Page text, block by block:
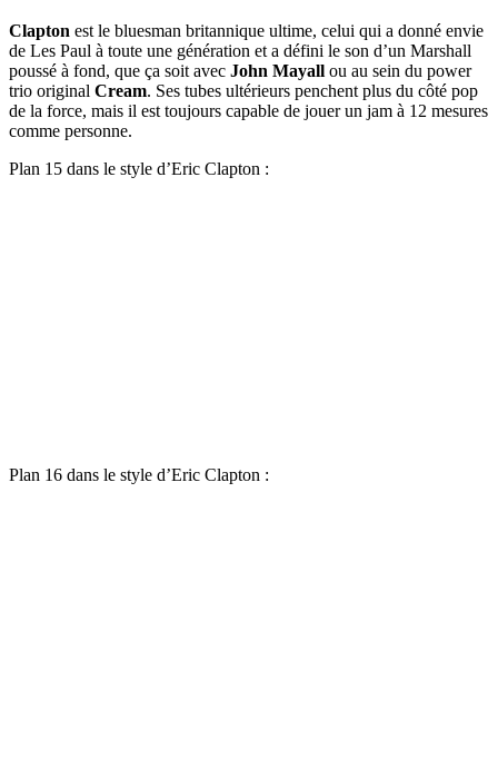
Clapton est le bluesman britannique ultime, celui qui a donné envie
de Les Paul à toute une génération et a défini le son d’un Marshall
poussé à fond, que ça soit avec John Mayall ou au sein du power
trio original Cream. Ses tubes ultérieurs penchent plus du côté pop
de la force, mais il est toujours capable de jouer un jam à 12 mesures
comme personne.
Plan 15 dans le style d’Eric Clapton :
Plan 16 dans le style d’Eric Clapton :